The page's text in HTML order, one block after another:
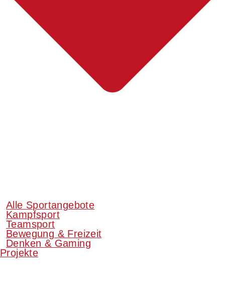
Alle Sportangebote
Kampfsport
Teamsport
Bewegung & Freizeit
Denken & Gaming
Projekte